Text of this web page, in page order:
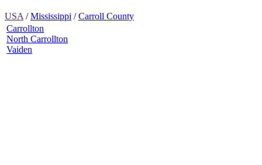
USA /Mississippi /Carroll County
Carrollton
North Carrollton
Vaiden